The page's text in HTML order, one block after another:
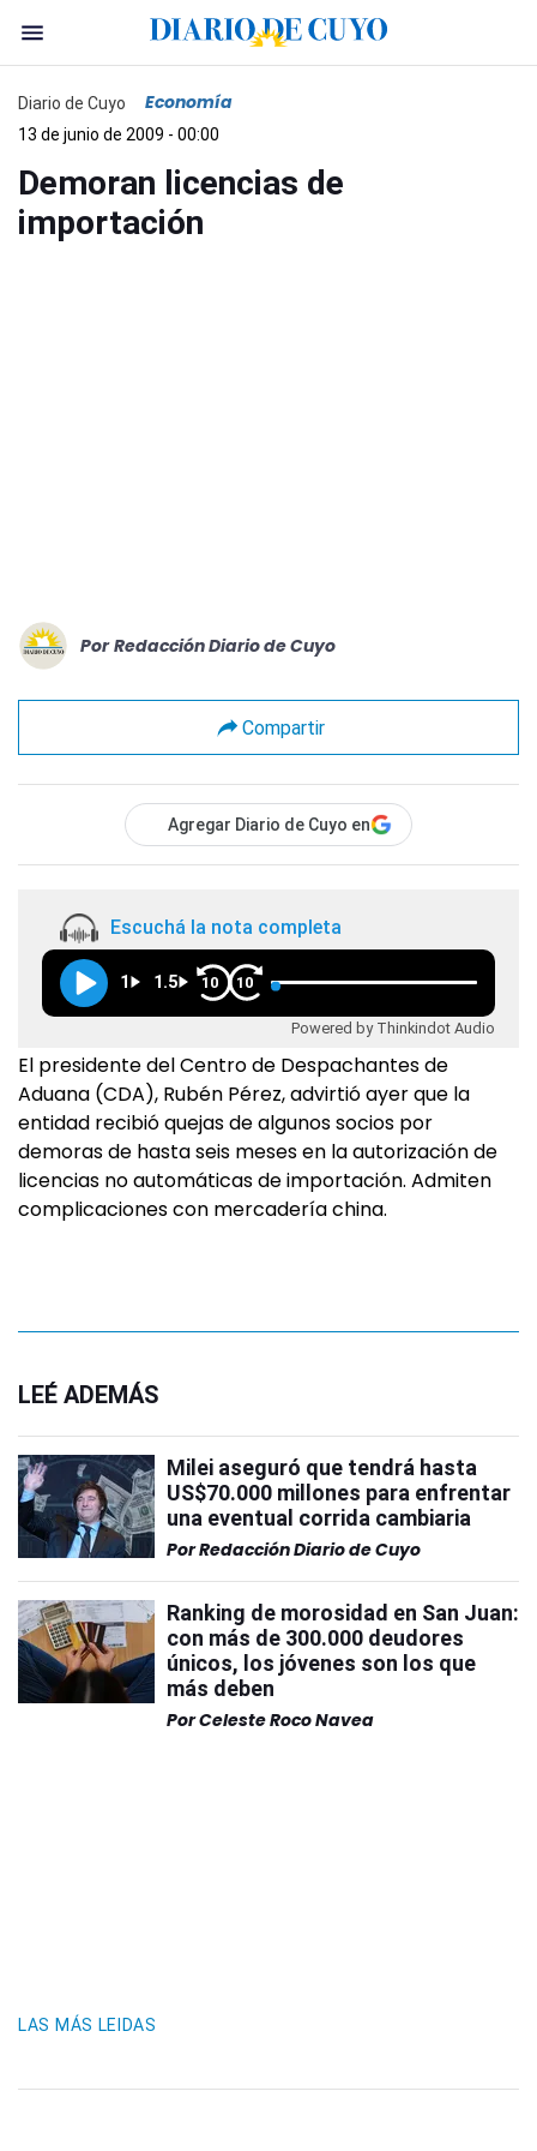
Diario de Cuyo Economía
13 de junio de 2009 - 00:00
Demoran licencias de
importación
Por Redacción Diario de Cuyo
Compartir
Agregar Diario de Cuyo en
Escuchá la nota completa
1 1.5 10 10
Powered by Thinkindot Audio
El presidente del Centro de Despachantes de
Aduana (CDA), Rubén Pérez, advirtió ayer que la
entidad recibió quejas de algunos socios por
demoras de hasta seis meses en la autorización de
licencias no automáticas de importación. Admiten
complicaciones con mercadería china.
LEÉ ADEMÁS
Milei aseguró que tendrá hasta
US$70.000 millones para enfrentar
una eventual corrida cambiaria
PorRedacción Diario de Cuyo
Ranking de morosidad en San Juan:
con más de 300.000 deudores
únicos, los jóvenes son los que
más deben
PorCeleste Roco Navea
LAS MÁS LEIDAS